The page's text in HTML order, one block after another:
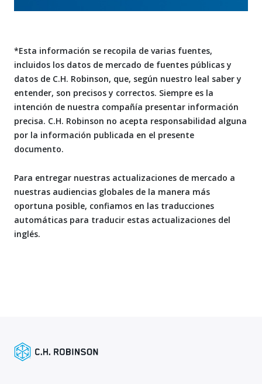
*Esta información se recopila de varias fuentes,
incluidos los datos de mercado de fuentes públicas y
datos de C.H. Robinson, que, según nuestro leal saber y
entender, son precisos y correctos. Siempre es la
intención de nuestra compañía presentar información
precisa. C.H. Robinson no acepta responsabilidad alguna
por la información publicada en el presente
documento.
Para entregar nuestras actualizaciones de mercado a
nuestras audiencias globales de la manera más
oportuna posible, confiamos en las traducciones
automáticas para traducir estas actualizaciones del
inglés.